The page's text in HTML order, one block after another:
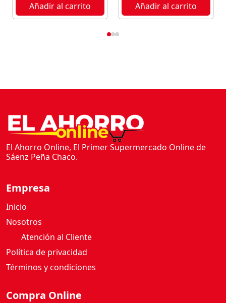
Añadir al carrito Añadir al carrito
El Ahorro Online, El Primer Supermercado Online de
Sáenz Peña Chaco.
Empresa
Inicio
Nosotros
Atención al Cliente
Política de privacidad
Términos y condiciones
Compra Online